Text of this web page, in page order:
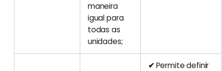
maneira
igual para
todas as
unidades;
✔Permite definir